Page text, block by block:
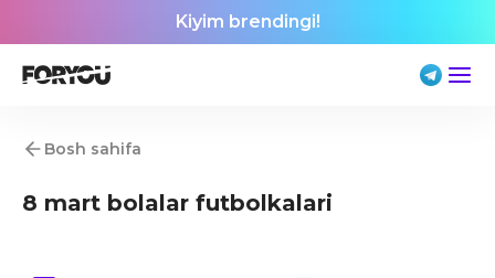
Kiyim brendingi!
Bosh sahifa
8 mart bolalar futbolkalari